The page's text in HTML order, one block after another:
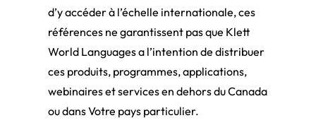
d’y accéder à l’échelle internationale, ces
références ne garantissent pas que Klett
World Languages a l’intention de distribuer
ces produits, programmes, applications,
webinaires et services en dehors du Canada
ou dans Votre pays particulier.